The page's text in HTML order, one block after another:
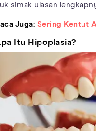
simak ulasan
Juga: Sering Kentut
Itu Hipoplasia?